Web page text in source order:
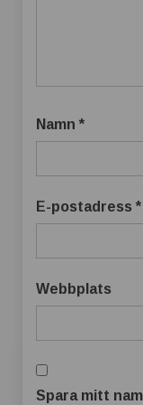
Namn *
E-postadress *
Webbplats
Spara mitt